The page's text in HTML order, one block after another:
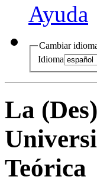
Ayuda
Cambiar
Idioma
La
Teórica